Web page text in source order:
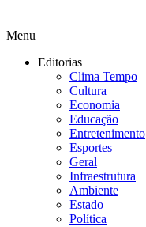
Menu
Editorias
Clima Tempo
Cultura
Economia
Educação
Entretenimento
Esportes
Geral
Infraestrutura
Ambiente
Estado
Política